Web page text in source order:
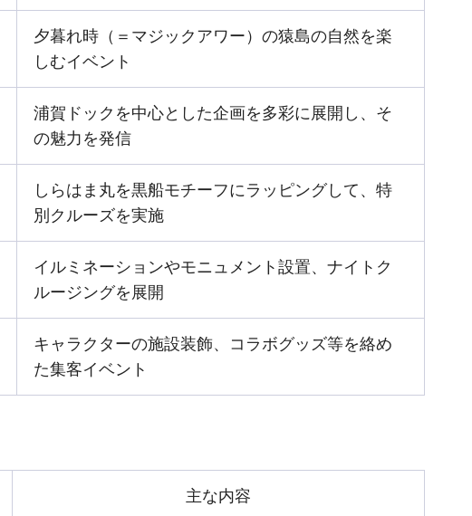
夕暮れ時（＝マジックアワー）の猿島の自然を楽
しむイベント
浦賀ドックを中心とした企画を多彩に展開し、そ
の魅力を発信
しらはま丸を黒船モチーフにラッピングして、特
別クルーズを実施
イルミネーションやモニュメント設置、ナイトク
ルージングを展開
キャラクターの施設装飾、コラボグッズ等を絡め
た集客イベント
主な内容